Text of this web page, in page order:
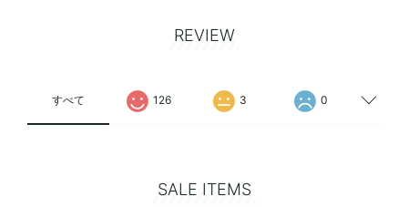
REVIEW
すべて 126 3 0
SALE ITEMS